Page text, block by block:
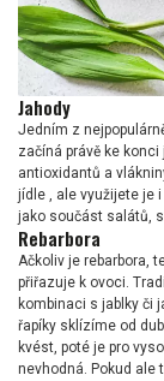
Jahody
Jedním z
začíná právě ke
antioxidantů a
jídle , ale využijete je
jako součást salátů,
Rebarbora
Ačkoliv je rebarbora,
přiřazuje k ovoci.
kombinaci s jablky či
řapíky sklízíme od
kvést, poté je pro
nevhodná. Pokud ale